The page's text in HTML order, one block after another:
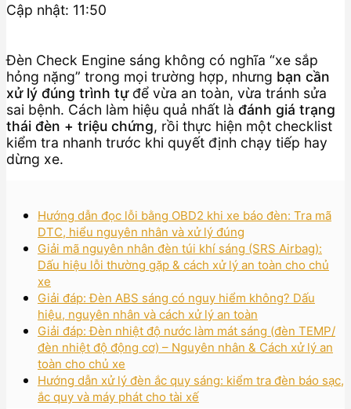
Cập nhật: 11:50
Đèn Check Engine sáng không có nghĩa “xe sắp
hỏng nặng” trong mọi trường hợp, nhưng bạn cần
xử lý đúng trình tựđể vừa an toàn, vừa tránh sửa
sai bệnh. Cách làm hiệu quả nhất là đánh giá trạng
thái đèn + triệu chứng, rồi thực hiện một checklist
kiểm tra nhanh trước khi quyết định chạy tiếp hay
dừng xe.
Hướng dẫn đọc lỗi bằng OBD2 khi xe báo đèn: Tra mã
DTC, hiểu nguyên nhân và xử lý đúng
Giải mã nguyên nhân đèn túi khí sáng (SRS Airbag):
Dấu hiệu lỗi thường gặp & cách xử lý an toàn cho chủ
xe
Giải đáp: Đèn ABS sáng có nguy hiểm không? Dấu
hiệu, nguyên nhân và cách xử lý an toàn
Giải đáp: Đèn nhiệt độ nước làm mát sáng (đèn TEMP/
đèn nhiệt độ động cơ) – Nguyên nhân & Cách xử lý an
toàn cho chủ xe
Hướng dẫn xử lý đèn ắc quy sáng: kiểm tra đèn báo sạc,
ắc quy và máy phát cho tài xế